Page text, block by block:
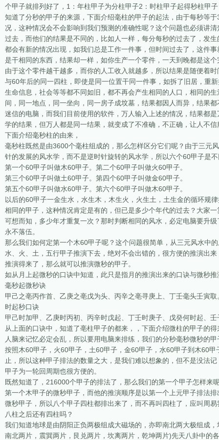
个甲子就排列好了，1：年柱甲子为分柱甲子2：时柱甲子起得秒柱甲
知道了分秒的甲子的来源，下面介绍毫柱的甲子的起法，由于每秒等
况，这种情况会不会影响到我们预测的准确性呢？这个问题也必须讲
过去，而他们的结果是不同的，比如人一样，每分每秒的过去了，发
都会有新的情况出现，如我们总是工作一件事，但时间过去了，这件
是干相同的东西，结果却一样，如你生产一个零件，一天到晚都是这
由于这个零件越干越多，而你的人工收入就越多，所以结果是随便着
与60年后的同一四柱，即使是同一位置干同一件事，如拆了旧居，重
生命信息，社会等等都不同如旧，都不再会产生相同的人口，相同的
间，同一地点，同一坐向，同一房子成坟墓，结果都因人而异，结果
迷信的电脑，而我们目前使用的软件，万人输入上述的情况，结果都
学的结果，但万人都是同一结果，就变成了不准确，不正确，让人不
下面介绍毫秒柱的由来，
毫秒柱既然是由3600个毫柱组成的，那么怎样区分它们呢？由于三元
针的发展的风水学，而不是逆时针旋转的风水学，所以六个60甲子是
第一个60甲子叫做木60甲子。第二个60甲子叫做火60甲子。
第三个60甲子叫做土60甲子。第四个60甲子叫做金60甲子。
第五个60甲子叫做水60甲子。第六个60甲子叫做木60甲子。
以后的60甲子一金生水，水生木，木生火，火生土，土生金的循环规
相同的甲子，这种情况肯定是有的，但已是多少个年代的过去？大家
可想而知，多少年才重复一次？那时判断相同的风水，必定电脑要升
永不落伍。
那么我们如何定第一个木60甲子呢？这个问题很简单，从三元风水中
水、火、土，五行甲子推演下去，绝对不会出错的，很方便的推演出
推演得来了，那么就可以推演微秒的甲子。
如从月上起微秒的口诀中知道，此只是指月的推演出来的口诀与微秒
毫秒起微秒诀
甲己之亳丙作首、乙庚之亳戊为头、丙辛之亳寻庚上、丁壬毫头壬寅取
时起秒口诀
甲己时加甲、乙庚时丙初、丙辛时戊起、丁壬时庚子、戊癸何时起、壬
从上面的口诀中，知道了亳柱甲子的都来，，下面介绍微柱的甲子的
人脑来记忆必定会乱，所以要用电脑来排练，我们的分秒毫秒微秒的
按照木60甲子，火60甲子，土60甲子，金60甲子，水60甲子到木60
止，所以这种甲子排法的数量之大，是我们难以想象的，但不是没法
甲子为一轮回周期也很方便的。
既然知道了，216000个甲子的排法了，那么我们的第一个甲子怎样
第一个木甲子的微秒甲子，而他的推演顺序是以第一个上元甲子排法
微秒甲子，所以八个甲子四柱都排出来了，而不再叫四柱了，应叫周易
八柱之后还有四柱吗？
我们知道地球是由阴阳正负两极组成大磁场的，亦即南北两大极组成
南北两片，震巽两片，艮兑两片，坎离两片，乾坤两片)先天八卦中的